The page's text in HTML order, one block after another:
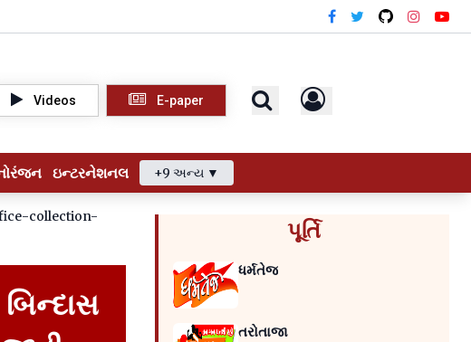
Videos E-paper
ઇન્ટરનેશનલ +9 અન્ય ▼
collection-
બિન્દાસ
પૂર્તિ
ધર્મતેજ
તરોતાજા